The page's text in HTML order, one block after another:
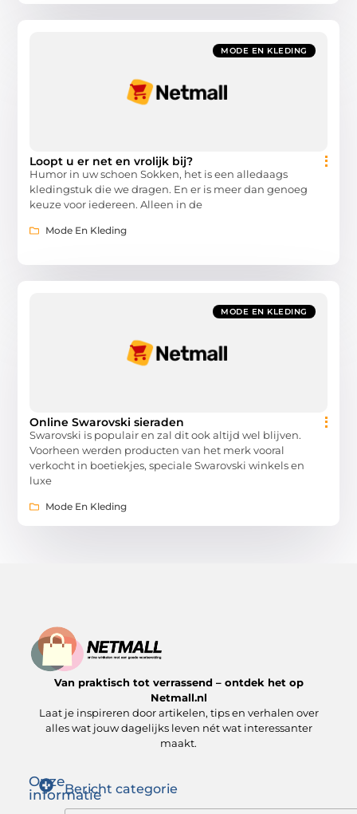
MODE EN KLEDING
Loopt u er net en vrolijk bij?
Humor in uw schoen Sokken, het is een alledaags
kledingstuk die we dragen. En er is meer dan genoeg
keuze voor iedereen. Alleen in de
Mode En Kleding
MODE EN KLEDING
Online Swarovski sieraden
Swarovski is populair en zal dit ook altijd wel blijven.
Voorheen werden producten van het merk vooral
verkocht in boetiekjes, speciale Swarovski winkels en
luxe
Mode En Kleding
Van praktisch tot verrassend – ontdek het op
Netmall.nl
Laat je inspireren door artikelen, tips en verhalen over
alles wat jouw dagelijks leven nét wat interessanter
maakt.
Onze
informatieBericht categorie